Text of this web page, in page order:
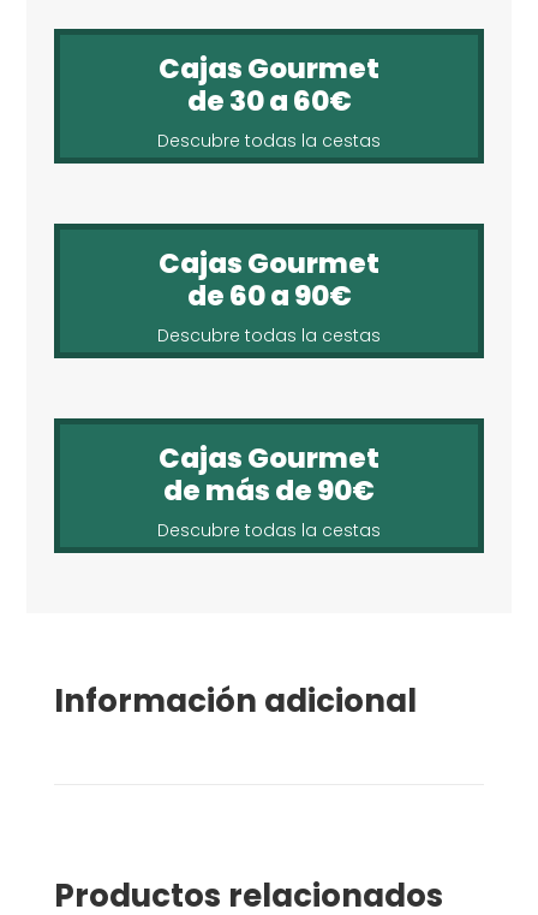
Cajas Gourmet
de 30 a 60€
Descubre todas la cestas
Cajas Gourmet
de 60 a 90€
Descubre todas la cestas
Cajas Gourmet
de más de 90€
Descubre todas la cestas
Información adicional
Productos relacionados